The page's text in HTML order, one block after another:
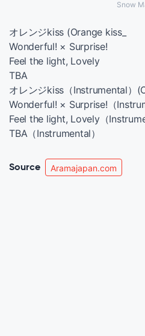
Snow
オレンジkiss (Orange kiss_
Wonderful! × Surprise!
Feel the light, Lovely
TBA
オレンジkiss（Instrumental）
Wonderful! × Surprise!（
Feel the light, Lovely（
TBA（Instrumental）
Source Aramajapan.com